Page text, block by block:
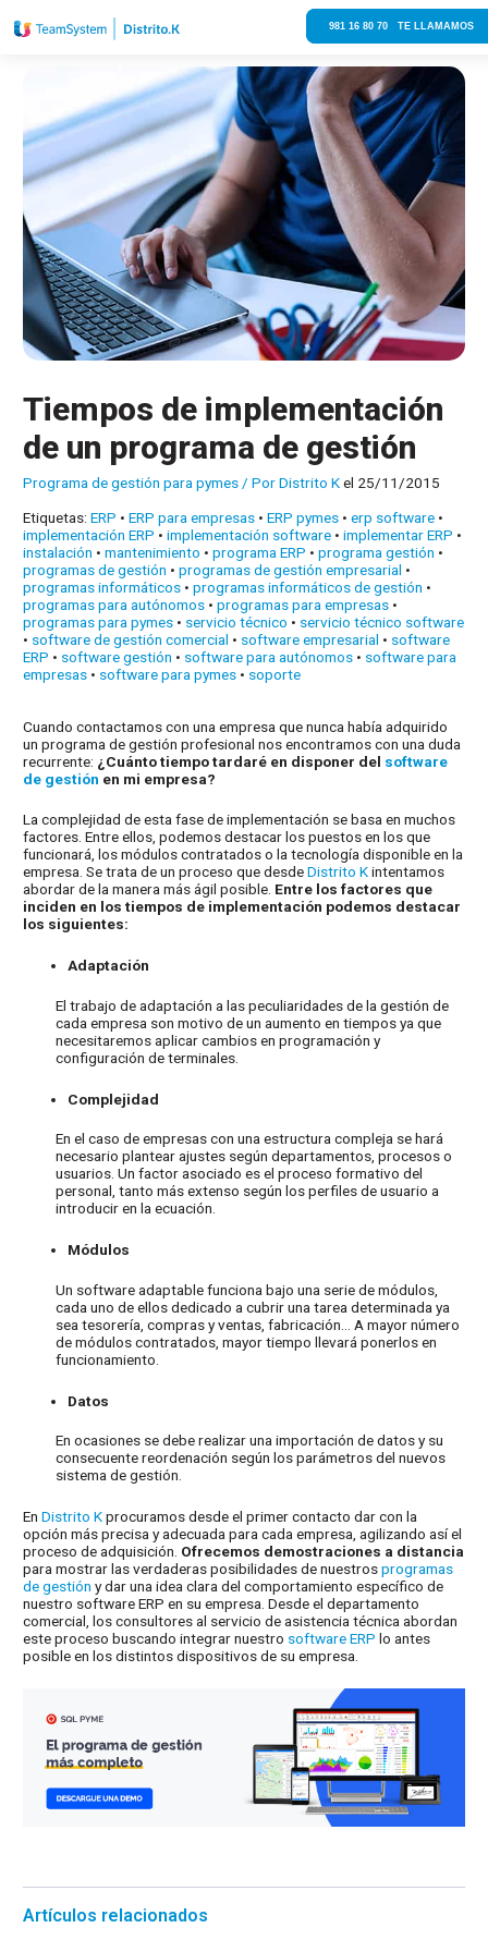
981 16 80 70 TE LLAMAMOS
Tiempos de implementación
de un programa de gestión
Programa de gestión para pymes / PorDistrito Kel 25/11/2015
Etiquetas:ERP •ERP para empresas •ERP pymes •erp software •
implementación ERP •implementación software •implementar ERP •
instalación •mantenimiento •programa ERP •programa gestión •
programas de gestión •programas de gestión empresarial •
programas informáticos •programas informáticos de gestión •
programas para autónomos •programas para empresas •
programas para pymes • servicio técnico • servicio técnico software
• software de gestión comercial • software empresarial • software
ERP • software gestión • software para autónomos • software para
empresas • software para pymes • soporte
Cuando contactamos con una empresa que nunca había adquirido
un programa de gestión profesional nos encontramos con una duda
recurrente: ¿Cuánto tiempo tardaré en disponer del software
de gestión en mi empresa?
La complejidad de esta fase de implementación se basa en muchos
factores. Entre ellos, podemos destacar los puestos en los que
funcionará, los módulos contratados o la tecnología disponible en la
empresa. Se trata de un proceso que desdeDistrito Kintentamos
abordar de la manera más ágil posible. Entre los factores que
inciden en los tiempos de implementación podemos destacar
los siguientes:
Adaptación
El trabajo de adaptación a las peculiaridades de la gestión de
cada empresa son motivo de un aumento en tiempos ya que
necesitaremos aplicar cambios en programación y
configuración de terminales.
Complejidad
En el caso de empresas con una estructura compleja se hará
necesario plantear ajustes según departamentos, procesos o
usuarios. Un factor asociado es el proceso formativo del
personal, tanto más extenso según los perfiles de usuario a
introducir en la ecuación.
Módulos
Un software adaptable funciona bajo una serie de módulos,
cada uno de ellos dedicado a cubrir una tarea determinada ya
sea tesorería, compras y ventas, fabricación… A mayor número
de módulos contratados, mayor tiempo llevará ponerlos en
funcionamiento.
Datos
En ocasiones se debe realizar una importación de datos y su
consecuente reordenación según los parámetros del nuevos
sistema de gestión.
EnDistrito Kprocuramos desde el primer contacto dar con la
opción más precisa y adecuada para cada empresa, agilizando así el
proceso de adquisición. Ofrecemos demostraciones a distancia
para mostrar las verdaderas posibilidades de nuestrosprogramas
de gestión y dar una idea clara del comportamiento específico de
nuestro software ERP en su empresa. Desde el departamento
comercial, los consultores al servicio de asistencia técnica abordan
este proceso buscando integrar nuestro software ERP lo antes
posible en los distintos dispositivos de su empresa.
Artículos relacionados